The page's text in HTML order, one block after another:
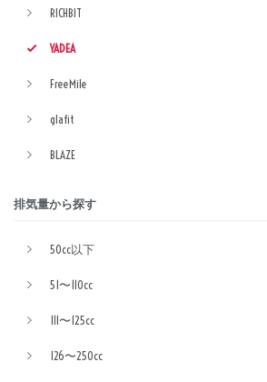
RICHBIT
YADEA
FreeMile
glafit
BLAZE
排気量から探す
50cc以下
51〜110cc
111〜125cc
126〜250cc